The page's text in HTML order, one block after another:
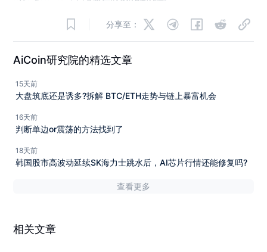
分享至：
AiCoin研究院的精选文章
15天前
大盘筑底还是诱多?拆解 BTC/ETH走势与链上暴富机会
16天前
判断单边or震荡的方法找到了
18天前
韩国股市高波动延续SK海力士跳水后，AI芯片行情还能修复吗?
查看更多
相关文章